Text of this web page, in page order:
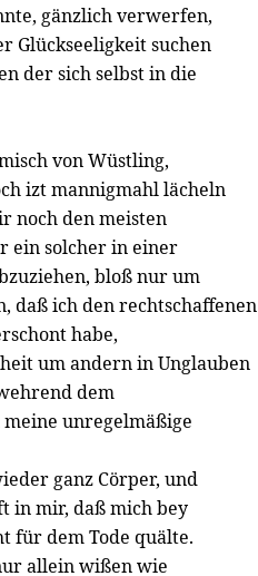
gänzlich verwerfen,
Glückseeligkeit suchen
der sich selbst in die
von Wüstling,
izt mannigmahl lächeln
noch den meisten
ein solcher in einer
bloß nur um
daß ich den rechtschaffenen
habe,
um andern in Unglauben
dem
unregelmäßige
ganz Cörper, und
in mir, daß mich bey
für dem Tode quälte.
allein wißen wie